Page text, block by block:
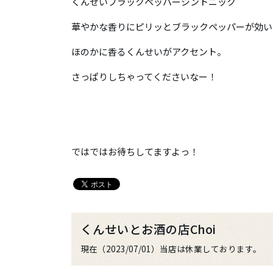
華やかな香りにピリッとブラックペッパーが効
ほのかに香るくんせいがアクセント。
さっぱりしちゃってくださいなー！
ではではお待ちしてますよっ！
くんせいとお酒の店Choi
現在（2023/07/01）当店は休業しております。